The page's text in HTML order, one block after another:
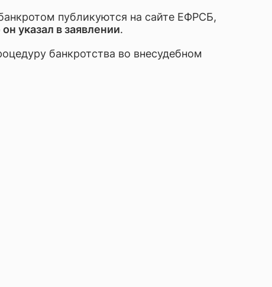
публикуются на сайте ЕФРСБ,
указал в заявлении.
банкротства во внесудебном